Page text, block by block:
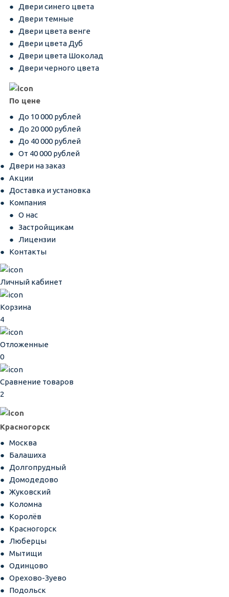
Двери синего цвета
Двери темные
Двери цвета венге
Двери цвета Дуб
Двери цвета Шоколад
Двери черного цвета
По цене
До 10 000 рублей
До 20 000 рублей
До 40 000 рублей
От 40 000 рублей
Двери на заказ
Акции
Доставка и установка
Компания
О нас
Застройщикам
Лицензии
Контакты
Личный кабинет
Корзина
4
Отложенные
0
Сравнение товаров
2
Красногорск
Москва
Балашиха
Долгопрудный
Домодедово
Жуковский
Коломна
Королёв
Красногорск
Люберцы
Мытищи
Одинцово
Орехово-Зуево
Подольск